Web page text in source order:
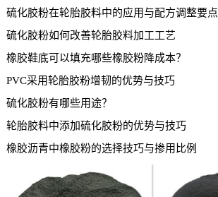
硫化胶粉在轮胎胶料中的应用与配方调整要点
硫化胶粉如何改善轮胎胶料加工工艺
橡胶鞋底可以填充哪些橡胶粉降成本？
PVC采用轮胎胶粉增韧的优势与技巧
硫化胶粉有哪些用途？
轮胎胶料中添加硫化胶粉的优势与技巧
橡胶沥青中橡胶粉的选择技巧与掺用比例